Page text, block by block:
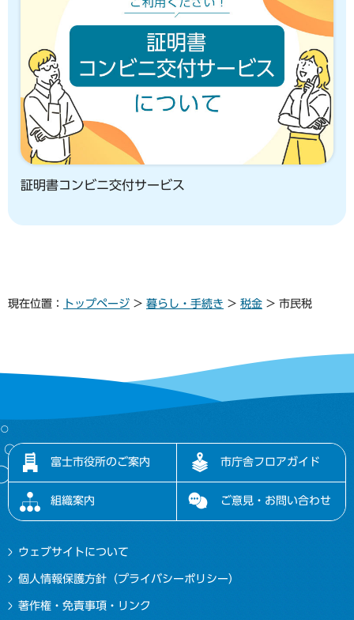
証明書コンビニ交付サービス
現在位置： トップページ > 暮らし・手続き > 税金 > 市民税
富士市役所のご案内 市庁舎フロアガイド
組織案内 ご意見・お問い合わせ
ウェブサイトについて
個人情報保護方針（プライバシーポリシー）
著作権・免責事項・リンク